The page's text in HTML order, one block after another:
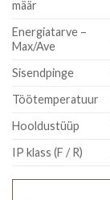
määr
Energiatarve –
Max/Ave
Sisendpinge
Töötemperatuur
Hooldustüüp
IP klass (F / R)